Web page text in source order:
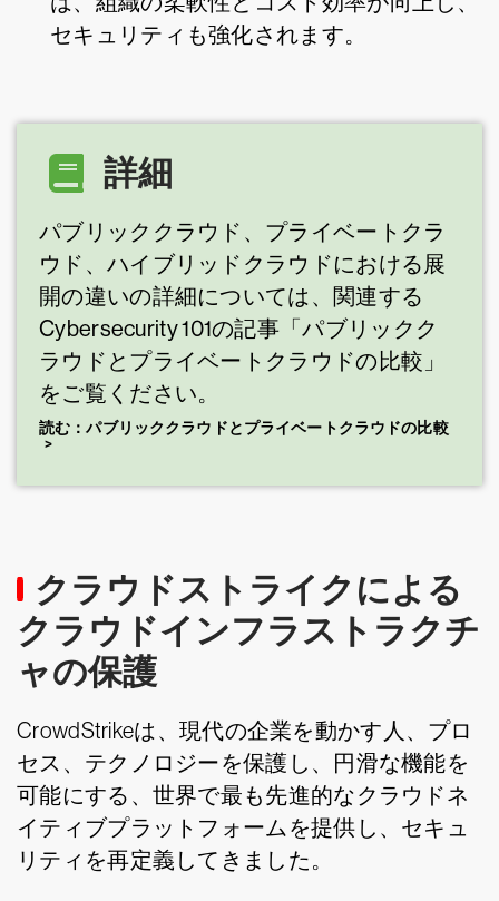
セキュリティも強化されます。
詳細
パブリッククラウド、プライベートクラ
ウド、ハイブリッドクラウドにおける展
開の違いの詳細については、関連する
Cybersecurity 101の記事「パブリックク
ラウドとプライベートクラウドの比較」
をご覧ください。
読む：パブリッククラウドとプライベートクラウドの比較
クラウドストライクによる
クラウドインフラストラクチ
ャの保護
CrowdStrikeは、現代の企業を動かす人、プロ
セス、テクノロジーを保護し、円滑な機能を
可能にする、世界で最も先進的なクラウドネ
イティブプラットフォームを提供し、セキュ
リティを再定義してきました。